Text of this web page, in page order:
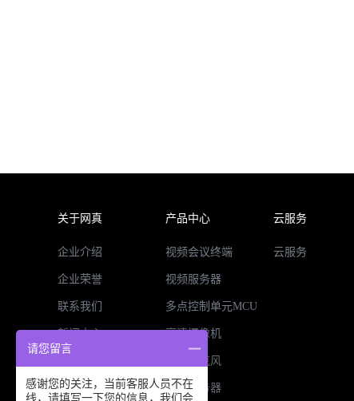
关于网真
企业介绍
企业荣誉
联系我们
新闻中心
产品中心
视频会议终端
视频服务器
多点控制单元MCU
高清摄像机
全向麦克风
录播服务器
云服务
云服务
请您留言
感谢您的关注，当前客服人员不在
线，请填写一下您的信息，我们会